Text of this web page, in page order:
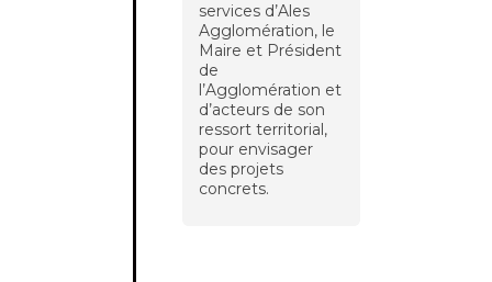
services d’Ales
Agglomération, le
Maire et Président
de
l’Agglomération et
d’acteurs de son
ressort territorial,
pour envisager
des projets
concrets.